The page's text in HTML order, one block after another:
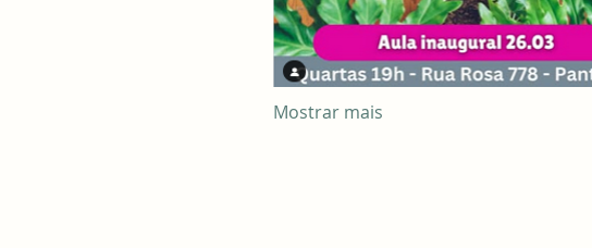
Mostrar mais